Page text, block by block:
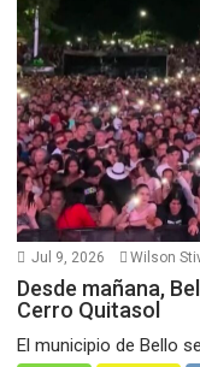
Jul 9, 2026 Wilson
Desde mañana,
Cerro Quitasol
El municipio de Bello